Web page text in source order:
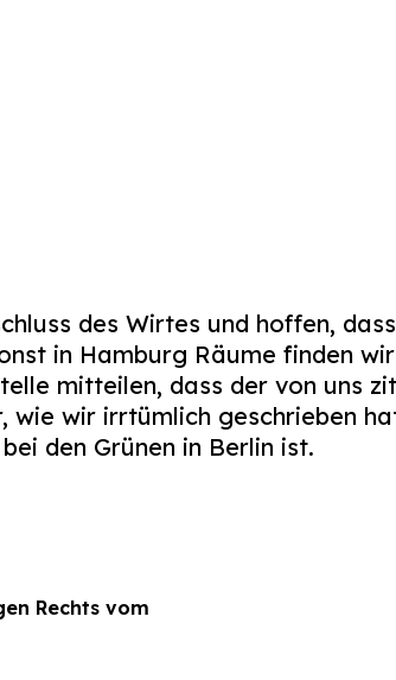
des Wirtes und hoffen,
in Hamburg Räume finden
mitteilen, dass der von uns
wie wir irrtümlich geschrieben
den Grünen in Berlin ist.
Rechts vom